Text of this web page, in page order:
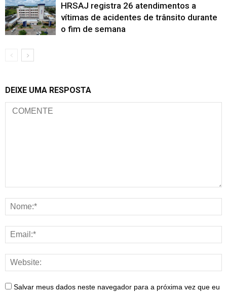
HRSAJ registra 26 atendimentos a
vítimas de acidentes de trânsito durante
o fim de semana
DEIXE UMA RESPOSTA
Salvar meus dados neste navegador para a próxima vez que eu